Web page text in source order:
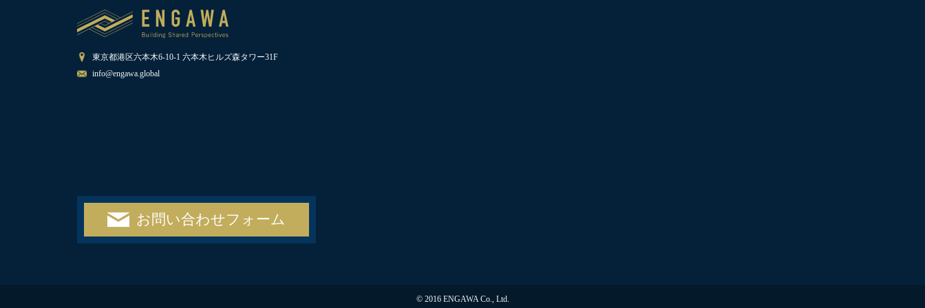
東京都港区六本木6-10-1 六本木ヒルズ森タワー31F
info@engawa.global
お問い合わせフォーム
© 2016 ENGAWA Co., Ltd.